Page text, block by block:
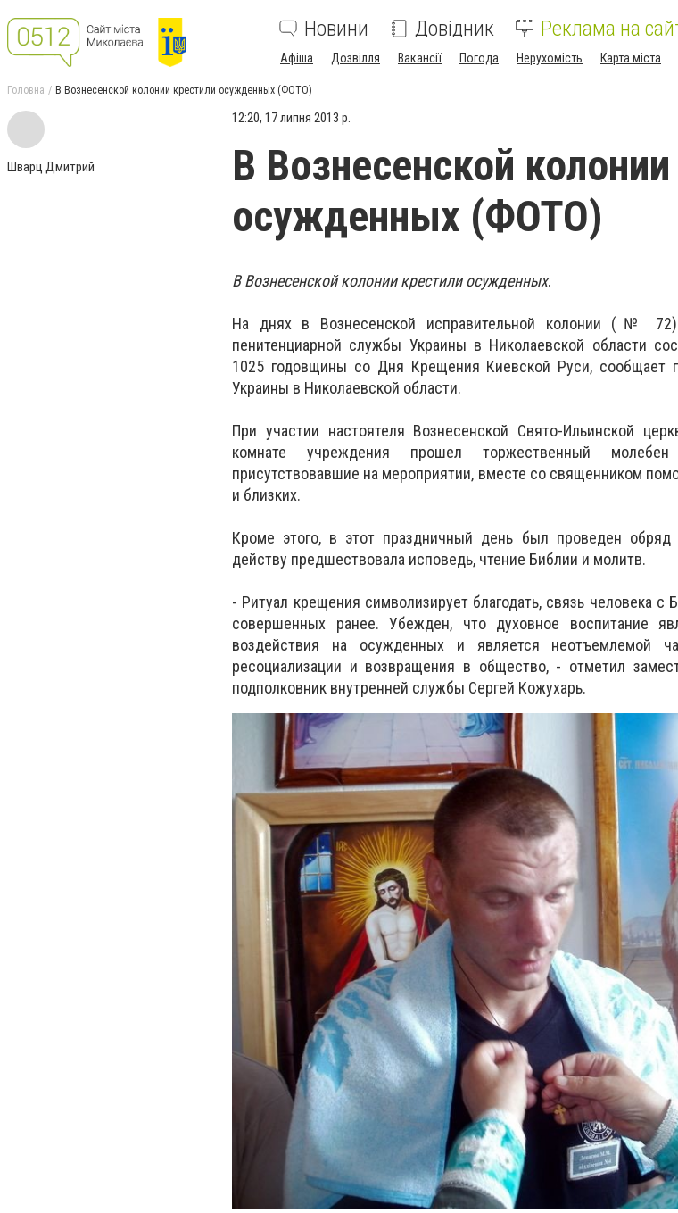
Новини Довідник Реклама на
Афіша Дозвілля Вакансії Погода Нерухомість Карта міста
Головна В Вознесенской колонии крестили осужденных (ФОТО)
Шварц Дмитрий
12:20, 17 липня 2013 р.
В Вознесенской
осужденных (ФОТО)
В Вознесенской колонии крестили осужденных.
На днях в Вознесенской исправительной колонии (№ 72)
пенитенциарной службы Украины в Николаевской области
1025 годовщины со Дня Крещения Киевской Руси, сообщает
Украины в Николаевской области.
При участии настоятеля Вознесенской Свято-Ильинской
комнате учреждения прошел торжественный
присутствовавшие на мероприятии, вместе со священником
и близких.
Кроме этого, в этот праздничный день был проведен
действу предшествовала исповедь, чтение Библии и молитв.
- Ритуал крещения символизирует благодать, связь человека с
совершенных ранее. Убежден, что духовное воспитание
воздействия на осужденных и является неотъемлемой
ресоциализации и возвращения в общество, - отметил
подполковник внутренней службы Сергей Кожухарь.